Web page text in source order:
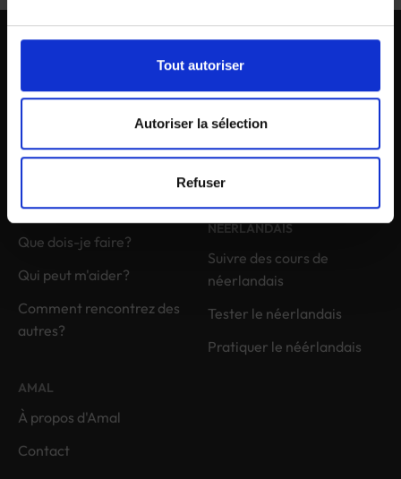
Tout autoriser
Autoriser la sélection
Refuser
09 265 78 40 info@amal.gent
NOUVEAU À GAND
Que dois-je faire?
Qui peut m'aider?
Comment rencontrez des
autres?
APPRENDRE LE
NÉERLANDAIS
Suivre des cours de
néerlandais
Tester le néerlandais
Pratiquer le néérlandais
AMAL
À propos d'Amal
Contact